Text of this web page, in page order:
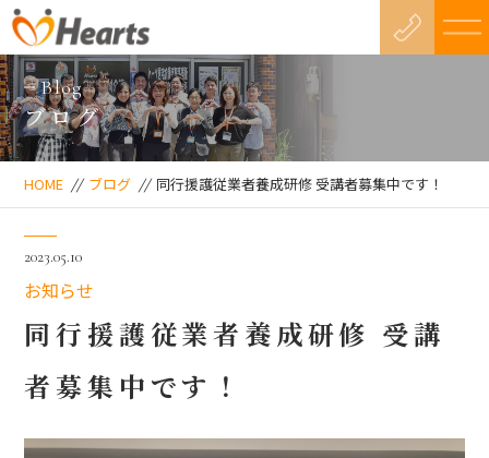
Blog
ブログ
HOME // ブログ // 同行援護従業者養成研修 受講者募集中です！
2023.05.10
お知らせ
同行援護従業者養成研修 受講
者募集中です！